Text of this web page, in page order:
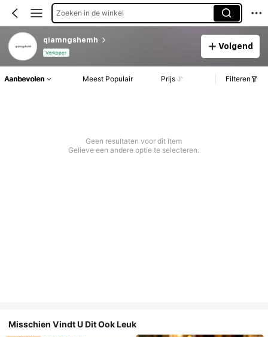
Zoeken in de winkel
qiamngshemh
Verkoper
Volgend
Aanbevolen Meest Populair Prijs Filteren
Geen resultaten voor dit item
Gelieve een andere optie te selecteren.
Misschien Vindt U Dit Ook Leuk